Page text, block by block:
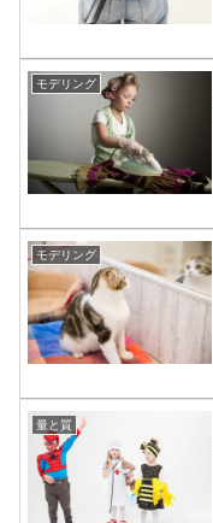
モデリング
モデリング
量と質